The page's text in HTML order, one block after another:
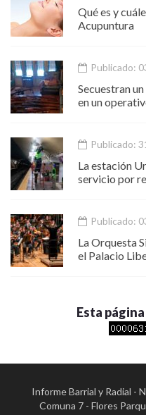
Qué es y
Acupuntura
Publicado:
Secuestran
en un
Publicado:
La estación
servicio por
Publicado:
La Orquesta
el Palacio
Esta
Informe Barrial y Radial -
Comuna 7 - Flores